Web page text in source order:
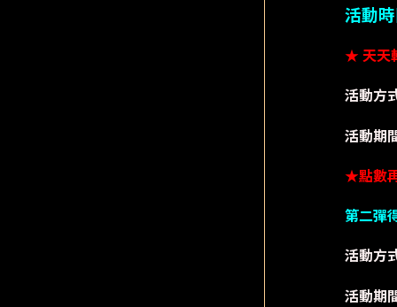
活動
★ 天天
活動方
活動期
★點數
第二彈
活動方
活動期